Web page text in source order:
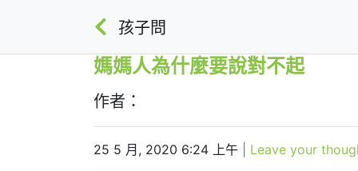
孩子問
媽媽人為什麼要說對不起
作者：
25 5 月, 2020 6:24 上午 Leave your